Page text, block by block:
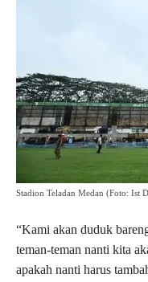
Stadion Teladan Medan (Foto: Ist
“Kami akan duduk
teman-teman nanti kita
apakah nanti harus